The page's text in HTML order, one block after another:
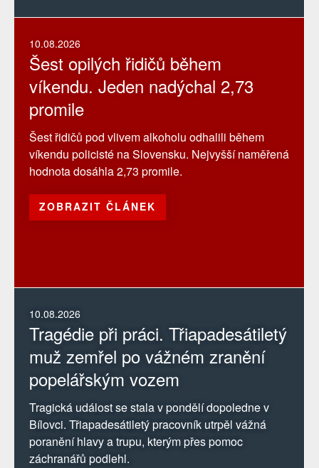
10.08.2026
Tragédie při práci. Třiapadesátiletý
muž zemřel po vážném zranění
popelářským vozem
Tragická událost se stala v pondělí dopoledne v
Bílovci. Třiapadesátiletý pracovník utrpěl vážná
poranění hlavy a trupu, kterým přes pomoc
záchranářů podlehl.
10.08.2026
Šest opilých řidičů během
víkendu. Jeden nadýchal 2,73
promile
Šest řidičů pod vlivem alkoholu odhalili během
víkendu policisté na Slovensku. Nejvyšší naměřená
hodnota dosáhla 2,73 promile.
ZOBRAZIT ČLÁNEK